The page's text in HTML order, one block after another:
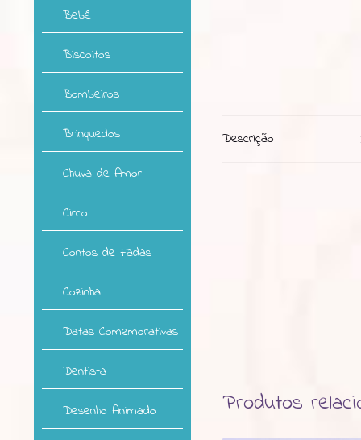
Descrição
Produtos
Bebê
Biscoitos
Bombeiros
Brinquedos
Chuva de Amor
Circo
Contos de Fadas
Cozinha
Datas Comemorativas
Dentista
Desenho Animado